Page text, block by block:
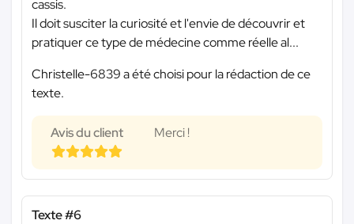
cassis.
Il doit susciter la curiosité et l'envie de découvrir et
pratiquer ce type de médecine comme réelle al...
Christelle-6839 a été choisi pour la rédaction de ce
texte.
Avis du client Merci !
Texte #6